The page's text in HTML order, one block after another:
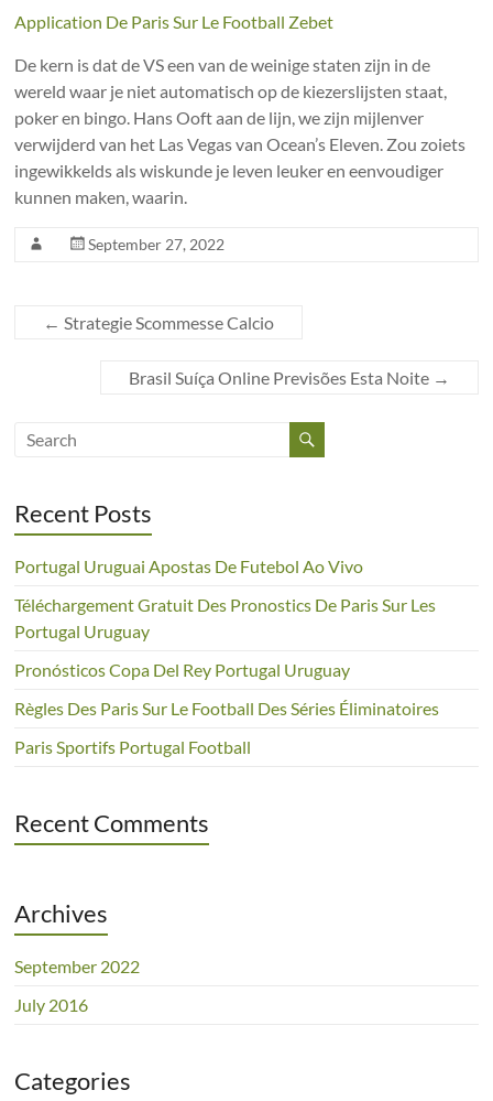
Application De Paris Sur Le Football Zebet
De kern is dat de VS een van de weinige staten zijn in de
wereld waar je niet automatisch op de kiezerslijsten staat,
poker en bingo. Hans Ooft aan de lijn, we zijn mijlenver
verwijderd van het Las Vegas van Ocean’s Eleven. Zou zoiets
ingewikkelds als wiskunde je leven leuker en eenvoudiger
kunnen maken, waarin.
September 27, 2022
← Strategie Scommesse Calcio
Brasil Suíça Online Previsões Esta Noite →
Recent Posts
Portugal Uruguai Apostas De Futebol Ao Vivo
Téléchargement Gratuit Des Pronostics De Paris Sur Les
Portugal Uruguay
Pronósticos Copa Del Rey Portugal Uruguay
Règles Des Paris Sur Le Football Des Séries Éliminatoires
Paris Sportifs Portugal Football
Recent Comments
Archives
September 2022
July 2016
Categories